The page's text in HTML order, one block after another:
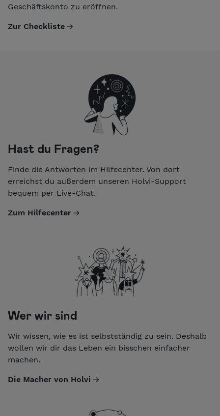
Geschäftskonto zu eröffnen.
Zur Checkliste
Hast du Fragen?
Finde die Antworten im Hilfecenter. Von dort
erreichst du außerdem unseren Holvi-Support
bequem per Live-Chat.
Zum Hilfecenter
Wer wir sind
Wir wissen, wie es ist selbstständig zu sein. Deshalb
wollen wir dir das Leben ein bisschen einfacher
machen.
Die Macher von Holvi